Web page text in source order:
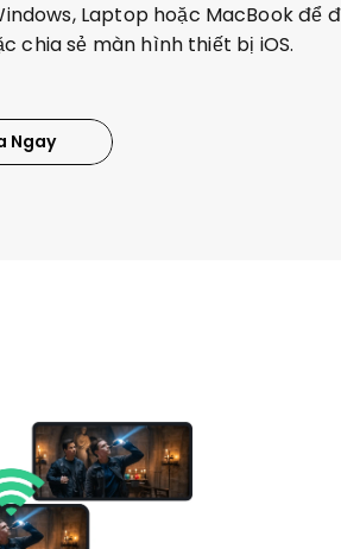
Laptop hoặc MacBook để
chia sẻ màn hình thiết bị iOS.
Ngay